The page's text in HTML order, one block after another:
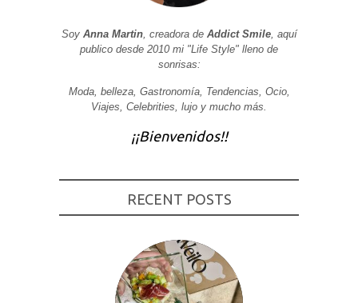
Soy Anna Martin, creadora de Addict Smile, aquí
publico desde 2010 mi "Life Style" lleno de
sonrisas:
Moda, belleza, Gastronomía, Tendencias, Ocio,
Viajes, Celebrities, lujo y mucho más.
¡¡Bienvenidos!!
RECENT POSTS